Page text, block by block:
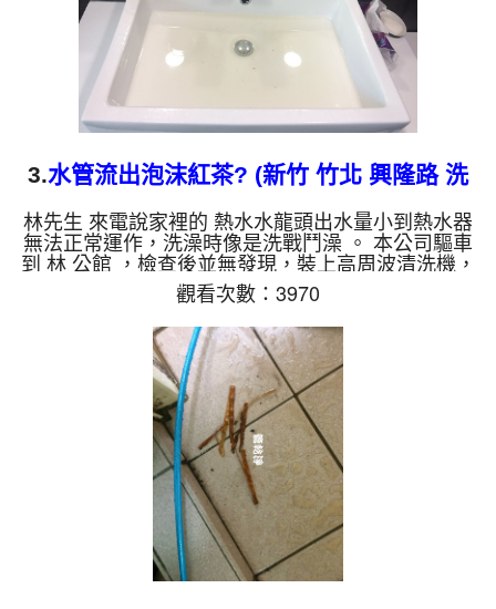
3.水管流出泡沫紅茶? (新竹 竹北 興隆路 洗
水管 )
林先生 來電說家裡的 熱水水龍頭出水量小到熱水器
無法正常運作，洗澡時像是洗戰鬥澡 。 本公司驅車
到 林 公館 ，檢查後並無發現，裝上高周波清洗機，
開始 清洗管路 。 一開始水龍頭管路就噴出黃水，看
起來跟泡沫紅茶一樣，而且不斷噴出小石塊，如下影
片。 水管裡的髒東西不斷流出來，水的顏色慢慢變
成透明，髒東西也越來越少，最後變成乾淨的清水。
清洗水管 是利用 高週波脈衝式水管清洗機 ，將檸檬
酸打入水管，讓水管管壁的鐵鏽及生物膜軟化，透過
空氣與水混合，產生阻力，這時高周波就會把生物...
觀看次數：3970